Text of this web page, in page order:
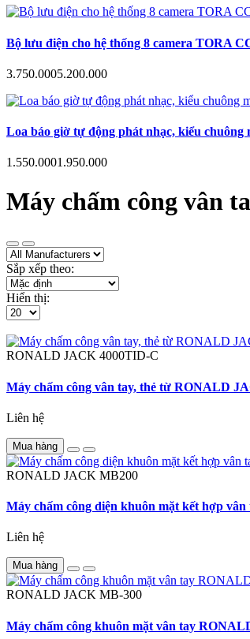
Bộ lưu điện cho hệ thống 8 camera TORA
3.750.0005.200.000
Loa báo giờ tự động phát nhạc, kiểu
1.550.0001.950.000
Máy chấm công vân
Sắp xếp theo:
Hiển thị:
RONALD JACK 4000TID-C
Máy chấm công vân tay, thẻ từ RONALD
Liên hệ
Mua hàng
RONALD JACK MB200
Máy chấm công diện khuôn mặt kết hợp vân
Liên hệ
Mua hàng
RONALD JACK MB-300
Máy chấm công khuôn mặt vân tay